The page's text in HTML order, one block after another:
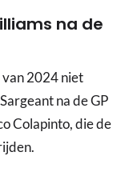
na de
van 2024 niet
na de GP
Colapinto, die de